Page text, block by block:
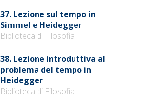
37. Lezione sul tempo in
Simmel e Heidegger
Biblioteca di Filosofia
38. Lezione introduttiva al
problema del tempo in
Heidegger
Biblioteca di Filosofia